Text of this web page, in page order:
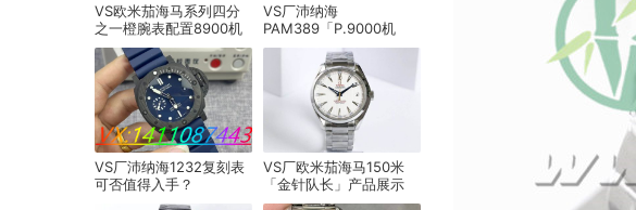
VS欧米茄海马系列四分
之一橙腕表配置8900机
芯细节实拍
VS厂沛纳海
PAM389「P.9000机
芯」产品展示
VS厂沛纳海1232复刻表
可否值得入手？
VS厂欧米茄海马150米
「金针队长」产品展示